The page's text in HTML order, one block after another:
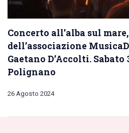
Concerto all’alba sul
dell’associazione
Gaetano D’Accolti. Sabato
Polignano
26 Agosto 2024